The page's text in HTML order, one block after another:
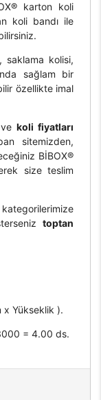
karton koli
koli bandı ile
saklama kolisi,
sağlam bir
özellikte imal
ve koli fiyatları
sitemizden,
BİBOX®
size teslim
toptan
x Yükseklik ).
= 4.00 ds.